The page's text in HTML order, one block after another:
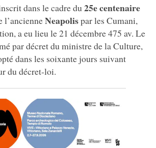
dans le cadre du 25e centenaire
l’ancienneNeapolispar les Cumani,
a eu lieu le 21 décembre 475 av. Le
par décret du ministre de la Culture,
dans les soixante jours suivant
du décret-loi.